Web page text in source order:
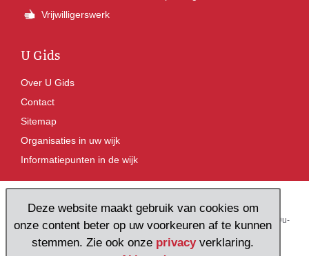
Vrijwilligerswerk
U Gids
Over U Gids
Contact
Sitemap
Organisaties in uw wijk
Informatiepunten in de wijk
Pieterskerkhof 16, 3512 JR Utrecht Tel: 030 236 17 27 E-mail:
ugids@u-
centraal.nl
Deze website maakt gebruik van cookies om
onze content beter op uw voorkeuren af te kunnen
stemmen. Zie ook onze privacyverklaring.